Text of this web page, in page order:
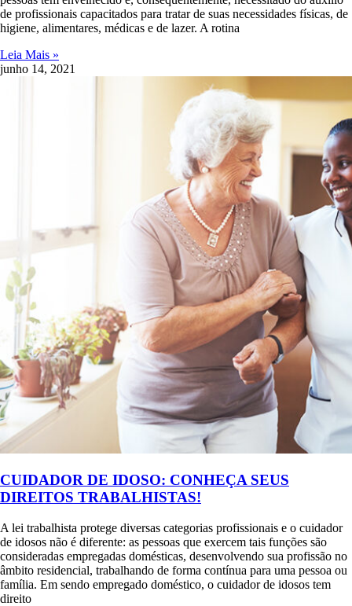
de profissionais capacitados para tratar de suas necessidades físicas, de
higiene, alimentares, médicas e de lazer. A rotina
Leia Mais »
junho 14, 2021
CUIDADOR DE IDOSO: CONHEÇA SEUS
DIREITOS TRABALHISTAS!
A lei trabalhista protege diversas categorias profissionais e o cuidador
de idosos não é diferente: as pessoas que exercem tais funções são
consideradas empregadas domésticas, desenvolvendo sua profissão no
âmbito residencial, trabalhando de forma contínua para uma pessoa ou
família. Em sendo empregado doméstico, o cuidador de idosos tem
direito